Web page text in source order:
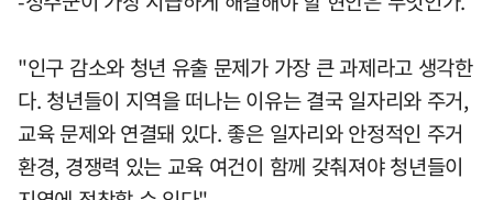
"인구 감소와 청년 유출 문제가 가장 큰 과제라고 생각한
다. 청년들이 지역을 떠나는 이유는 결국 일자리와 주거,
교육 문제와 연결돼 있다. 좋은 일자리와 안정적인 주거
환경, 경쟁력 있는 교육 여건이 함께 갖춰져야 청년들이